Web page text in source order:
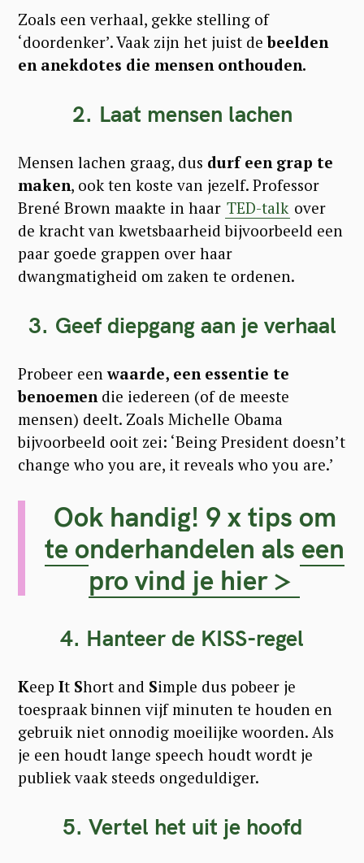
Zoals een verhaal, gekke stelling of
‘doordenker’. Vaak zijn het juist debeelden
en anekdotes die mensen onthouden.
2. Laat mensen lachen
Mensen lachen graag, dus durf een grap te
maken, ook ten koste van jezelf. Professor
Brené Brown maakte in haar TED-talk over
de kracht van kwetsbaarheid bijvoorbeeld een
paar goede grappen over haar
dwangmatigheid om zaken te ordenen.
3. Geef diepgang aan je verhaal
Probeer eenwaarde, een essentie te
benoemen die iedereen (of de meeste
mensen) deelt. Zoals Michelle Obama
bijvoorbeeld ooit zei: ‘Being President doesn’t
change who you are, it reveals who you are.’
Ook handig! 9 x tips om
te onderhandelen als een
pro vind je hier >
4. Hanteer de KISS-regel
Keep It Short and Simple dus pobeer je
toespraak binnen vijf minuten te houden en
gebruik niet onnodig moeilijke woorden. Als
je een houdt lange speech houdt wordt je
publiek vaak steeds ongeduldiger.
5. Vertel het uit je hoofd